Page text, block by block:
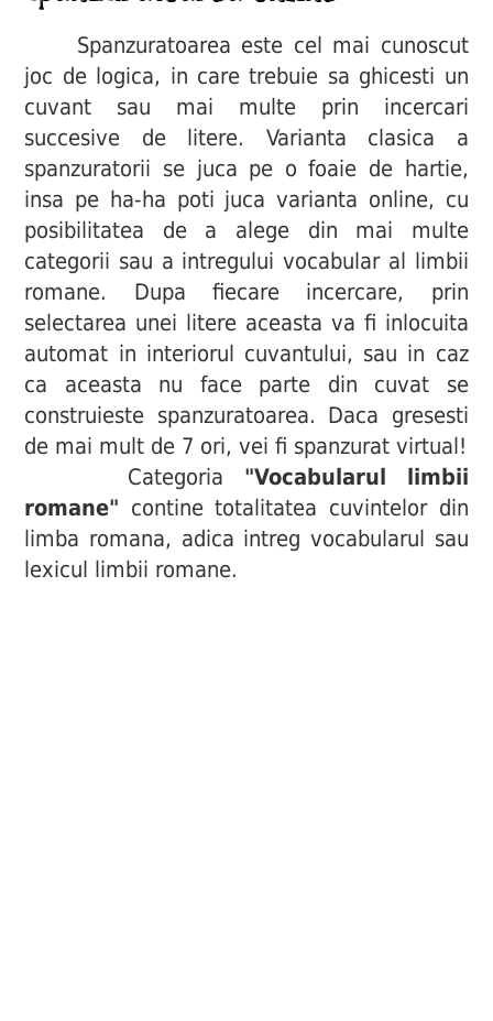
Spanzuratoarea este cel mai cunoscut
joc de logica, in care trebuie sa ghicesti un
cuvant sau mai multe prin incercari
succesive de litere. Varianta clasica a
spanzuratorii se juca pe o foaie de hartie,
insa pe ha-ha poti juca varianta online, cu
posibilitatea de a alege din mai multe
categorii sau a intregului vocabular al limbii
romane. Dupa fiecare incercare, prin
selectarea unei litere aceasta va fi inlocuita
automat in interiorul cuvantului, sau in caz
ca aceasta nu face parte din cuvat se
construieste spanzuratoarea. Daca gresesti
de mai mult de 7 ori, vei fi spanzurat virtual!
Categoria "Vocabularul limbii
romane" contine totalitatea cuvintelor din
limba romana, adica intreg vocabularul sau
lexicul limbii romane.